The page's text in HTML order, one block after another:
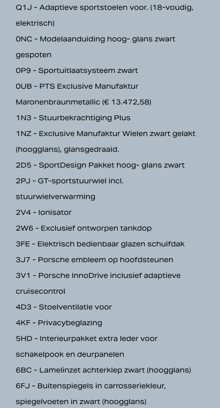
Q1J - Adaptieve sportstoelen voor. (18-voudig,
elektrisch)
0NC - Modelaanduiding hoog- glans zwart
gespoten
0P9 - Sportuitlaatsysteem zwart
0UB - PTS Exclusive Manufaktur
Maronenbraunmetallic (€ 13.472,58)
1N3 - Stuurbekrachtiging Plus
1NZ - Exclusive Manufaktur Wielen zwart gelakt
(hoogglans), glansgedraaid.
2D5 - SportDesign Pakket hoog- glans zwart
2PJ - GT-sportstuurwiel incl.
stuurwielverwarming
2V4 - Ionisator
2W6 - Exclusief ontworpen tankdop
3FE - Elektrisch bedienbaar glazen schuifdak
3J7 - Porsche embleem op hoofdsteunen
3V1 - Porsche InnoDrive inclusief adaptieve
cruisecontrol
4D3 - Stoelventilatie voor
4KF - Privacybeglazing
5HD - Interieurpakket extra leder voor
schakelpook en deurpanelen
6BC - Lamelinzet achterklep zwart (hoogglans)
6FJ - Buitenspiegels in carrosseriekleur,
spiegelvoeten in zwart (hoogglans)